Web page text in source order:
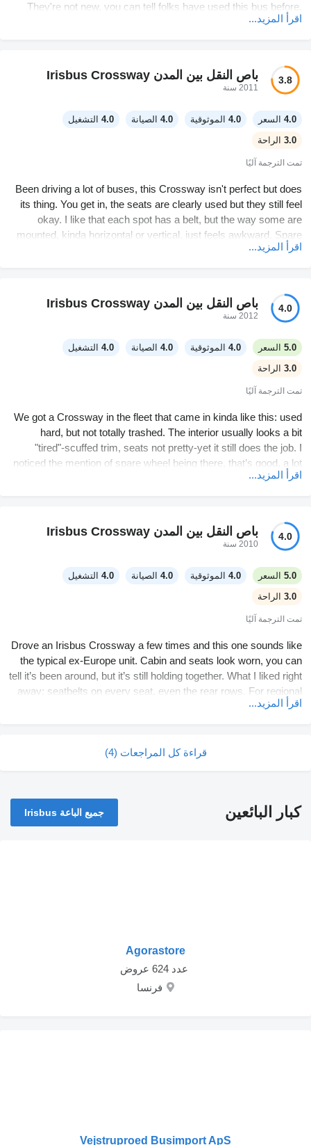
They're not new, you can tell folks have used this bus before,
stuff's a little scratched up-definitely seen some miles. Still,
worn but does the job. Can't say much about the AC though,
nobody knows if it even works. Did my first route, nothing too
wild happened. Wouldn't call it fancy, but it's steady.
اقرأ المزيد...
3.8 باص النقل بين المدن Irisbus Crossway
2011 سنة
4.0 السعر 4.0 الموثوقية 4.0 الصيانة 4.0 التشغيل
3.0 الراحة
تمت الترجمة آليًا
Been driving a lot of buses, this Crossway isn't perfect but does
its thing. You get in, the seats are clearly used but they still feel
okay. I like that each spot has a belt, but the way some are
mounted, kinda horizontal or vertical, just feels awkward. Spare
tire placement seems random. For being a bus that's already
weird noises or real issues on the road yet. The driver's area has
some wear, but nothing that stopped me from my route. AC is a
mystery, could be busted or just off. Not super comfy for long
shifts, honestly. But gets people from A to B.
اقرأ المزيد...
4.0 باص النقل بين المدن Irisbus Crossway
2012 سنة
5.0 السعر 4.0 الموثوقية 4.0 الصيانة 4.0 التشغيل
3.0 الراحة
تمت الترجمة آليًا
We got a Crossway in the fleet that came in kinda like this: used
hard, but not totally trashed. The interior usually looks a bit
"tired"-scuffed trim, seats not pretty-yet it still does the job. I
noticed the mention of spare wheel being there, that’s good, a lot
of hand-me-down buses come missing random stuff.
not hunting for switches. Steering/brakes feel normal for this
class. Comfort-wise, if the seats are worn and A/C is
questionable, you’ll feel it on longer shifts. Still, for the money
(sounds like it was basically free) you can’t really complain too
much, just plan some maintenance time.
اقرأ المزيد...
4.0 باص النقل بين المدن Irisbus Crossway
2010 سنة
5.0 السعر 4.0 الموثوقية 4.0 الصيانة 4.0 التشغيل
3.0 الراحة
تمت الترجمة آليًا
Drove an Irisbus Crossway a few times and this one sounds like
the typical ex-Europe unit. Cabin and seats look worn, you can
tell it’s been around, but it’s still holding together. What I liked right
away: seatbelts on every seat, even the rear rows. For regional
runs that’s a big plus, less stress with inspections.
scuffed, but everything is where you expect it. Control feel is
summer. Overall it’s fine for first route days, just don’t expect it to
feel new.
اقرأ المزيد...
قراءة كل المراجعات (4)
كبار البائعين جميع الباعة Irisbus
Agorastore
‏ عدد 624 عروض
فرنسا
Vejstruproed Busimport ApS